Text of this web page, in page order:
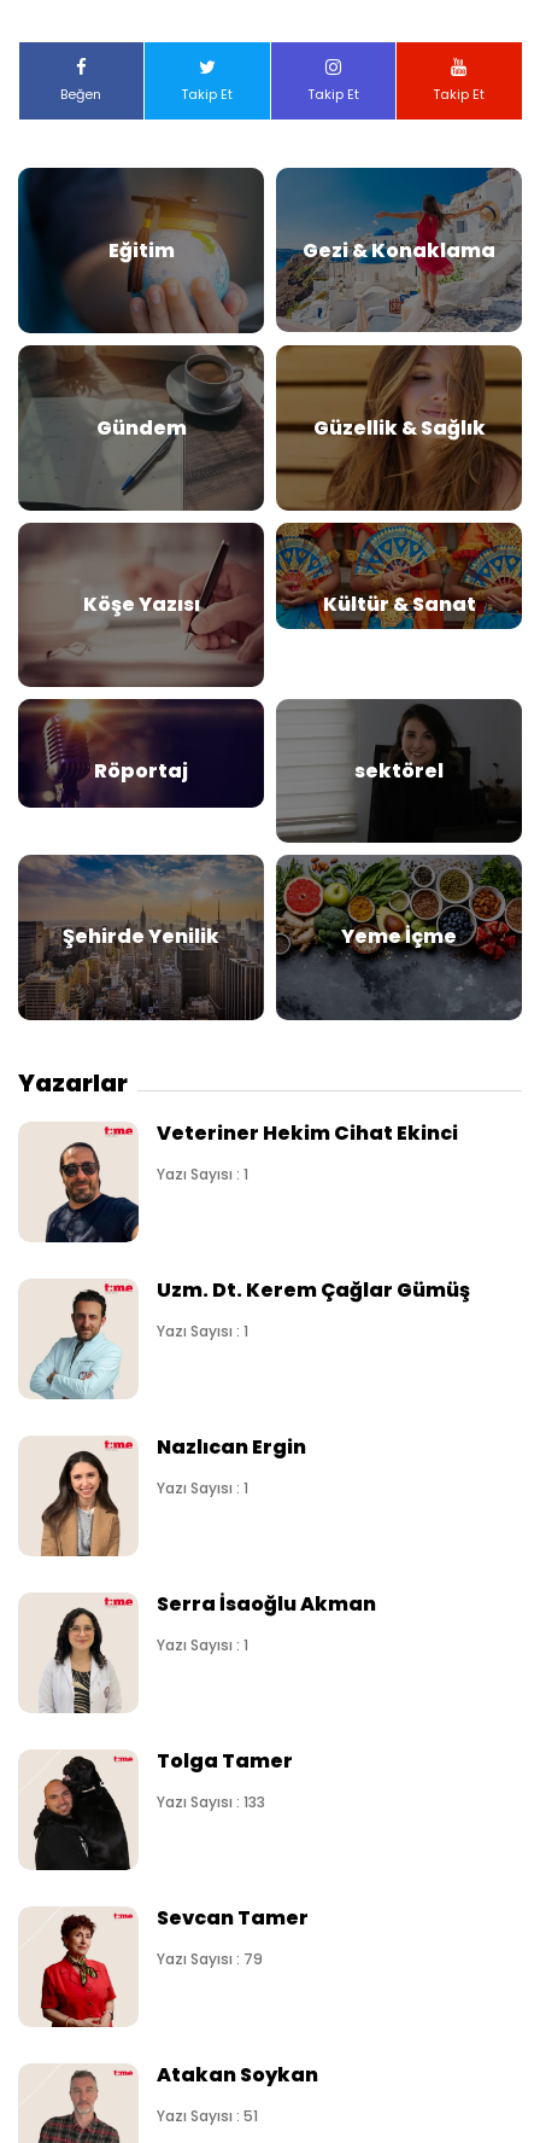
Beğen Takip Et Takip Et Takip Et
Eğitim Gezi & Konaklama
Gündem Güzellik & Sağlık
Köşe Yazısı Kültür & Sanat
Röportaj sektörel
Şehirde Yenilik Yeme İçme
Yazarlar
Veteriner Hekim Cihat Ekinci
Yazı Sayısı : 1
Uzm. Dt. Kerem Çağlar Gümüş
Yazı Sayısı : 1
Nazlıcan Ergin
Yazı Sayısı : 1
Serra İsaoğlu Akman
Yazı Sayısı : 1
Tolga Tamer
Yazı Sayısı : 133
Sevcan Tamer
Yazı Sayısı : 79
Atakan Soykan
Yazı Sayısı : 51